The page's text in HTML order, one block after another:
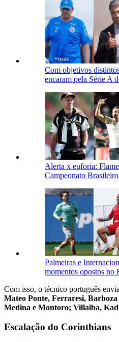
Com objetivos
encaram pela Série A
Alerta x euforia:
Campeonato Brasileiro
Palmeiras e
momentos opostos no
Com isso, o técnico português
Mateo Ponte, Ferraresi,
Medina e Montoro; Villalba,
Escalação do Corinthians